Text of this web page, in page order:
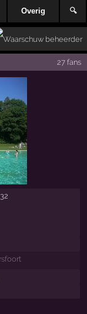
Overig 🔍
27 fans